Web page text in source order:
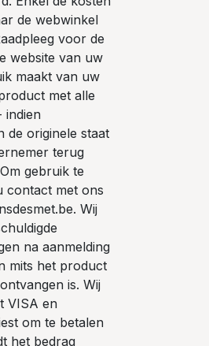
de webwinkel
voor de
website van uw
maakt van uw
met alle
indien
de originele staat
terug
gebruik te
contact met ons
Wij
na aanmelding
mits het product
is. Wij
VISA en
om te betalen
het bedrag